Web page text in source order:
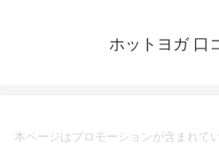
ホットヨガ 口
本ページはプロモーションが含まれて